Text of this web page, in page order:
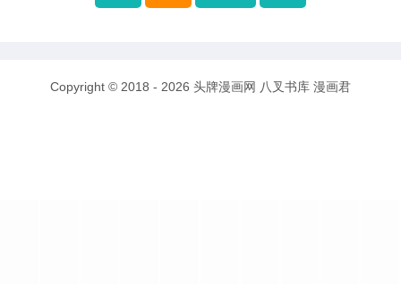
Copyright © 2018 - 2026 头牌漫画网 八叉书库 漫画君